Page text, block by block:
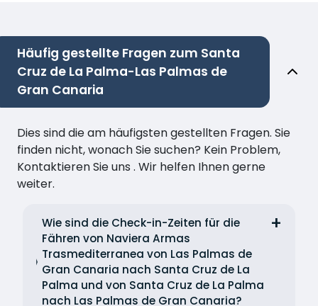
Häufig gestellte Fragen zum Santa
Cruz de La Palma-Las Palmas de
Gran Canaria
Dies sind die am häufigsten gestellten Fragen. Sie
finden nicht, wonach Sie suchen? Kein Problem,
Kontaktieren Sie uns . Wir helfen Ihnen gerne
weiter.
Wie sind die Check-in-Zeiten für die
Fähren von Naviera Armas
Trasmediterranea von Las Palmas de
Gran Canaria nach Santa Cruz de La
Palma und von Santa Cruz de La Palma
nach Las Palmas de Gran Canaria?